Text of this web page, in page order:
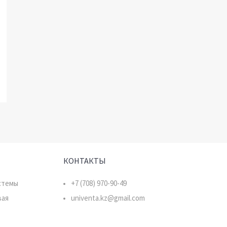
КОНТАКТЫ
+7 (708) 970-90-49
univenta.kz@gmail.com